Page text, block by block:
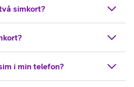
simkort?
i min telefon?